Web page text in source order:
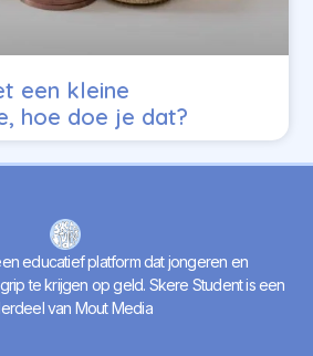
een kleine
hoe doe je dat?
educatief platform dat jongeren en
te krijgen op geld. Skere Student is een
van Mout Media